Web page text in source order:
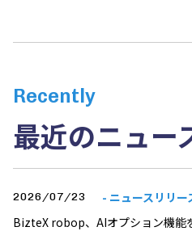
Recently
最近のニュー
2026/07/23
- ニュースリリー
BizteX robop、AIオプション機能